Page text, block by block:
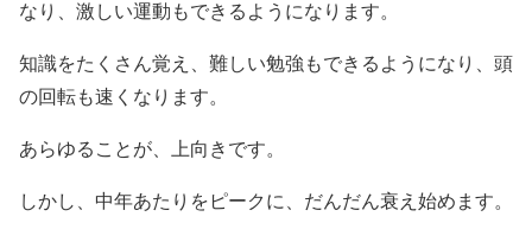
なり、激しい運動もできるようになります。
知識をたくさん覚え、難しい勉強もできるようになり、頭
の回転も速くなります。
あらゆることが、上向きです。
しかし、中年あたりをピークに、だんだん衰え始めます。